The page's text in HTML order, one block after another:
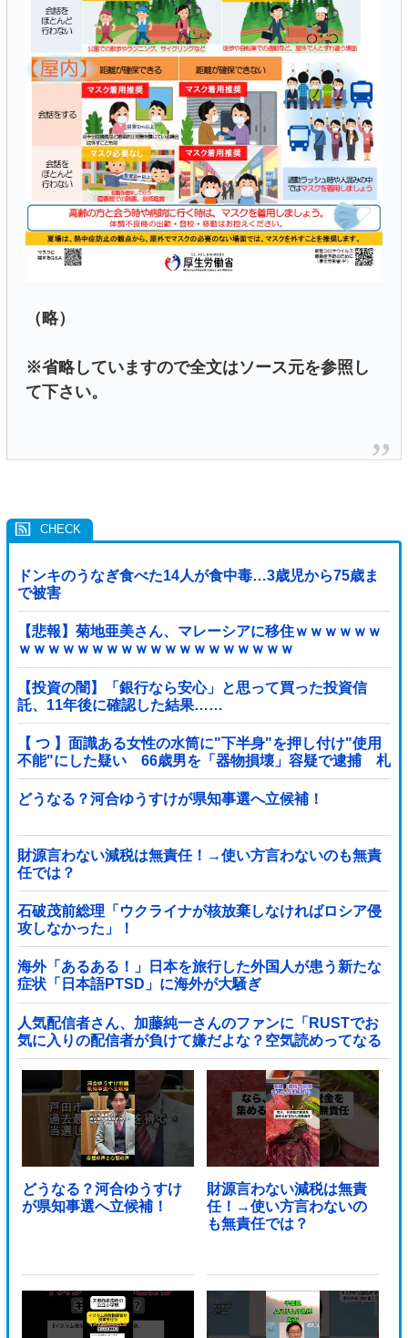
（略）
※省略していますので全文はソース元を参照し
て下さい。
ドンキのうなぎ食べた14人が食中毒…3歳児から75歳ま
で被害
【悲報】菊地亜美さん、マレーシアに移住ｗｗｗｗｗｗ
ｗｗｗｗｗｗｗｗｗｗｗｗｗｗｗｗｗｗｗ
【投資の闇】「銀行なら安心」と思って買った投資信
託、11年後に確認した結果……
【 つ 】面識ある女性の水筒に"下半身"を押し付け"使用
不能"にした疑い 66歳男を「器物損壊」容疑で逮捕 札
幌市
どうなる？河合ゆうすけが県知事選へ立候補！
財源言わない減税は無責任！→使い方言わないのも無責
任では？
石破茂前総理「ウクライナが核放棄しなければロシア侵
攻しなかった」！
海外「あるある！」日本を旅行した外国人が患う新たな
症状「日本語PTSD」に海外が大騒ぎ
人気配信者さん、加藤純一さんのファンに「RUSTでお
気に入りの配信者が負けて嫌だよな？空気読めってなる
よな？その結果がVCR。お前らVCR向いてるよ」→大炎
上他
どうなる？河合ゆうすけ
が県知事選へ立候補！
財源言わない減税は無責
任！→使い方言わないの
も無責任では？